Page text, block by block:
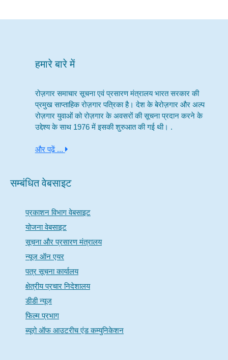
हमारे बारे में
रोज़गार समाचार सूचना एवं प्रसारण मंत्रालय भारत सरकार की
प्रमुख साप्ताहिक रोज़गार पत्रिका है। देश के बेरोज़गार और अल्प
रोज़गार युवाओं को रोज़गार के अवसरों की सूचना प्रदान करने के
उद्देश्य के साथ 1976 में इसकी शुरुआत की गई थी। .
और पढ़ें ...
सम्बंधित वेबसाइट
प्रकाशन विभाग वेबसाइट
योजना वेबसाइट
सूचना और प्रसारण मंत्रालय
न्यूज ऑन एयर
पत्र सूचना कार्यालय
क्षेत्रीय प्रचार निदेशालय
डीडी न्यूज
फिल्म प्रभाग
ब्यूरो ऑफ आउटरीच एंड कम्युनिकेशन